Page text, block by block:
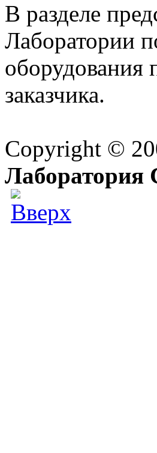
В разделе
Лаборатории
оборудования
заказчика.
Copyright ©
Лаборатория